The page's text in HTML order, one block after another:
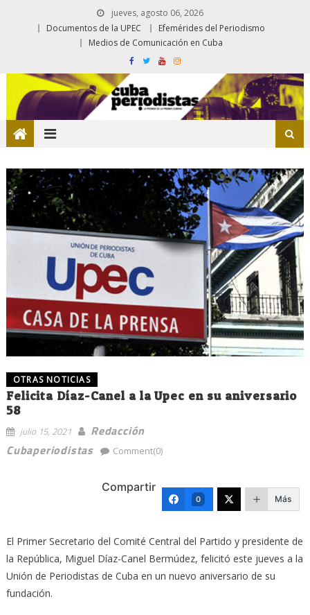
jueves, agosto 06, 2026
Documentos de la UPEC
Efemérides del Periodismo
Medios de Comunicación en Cuba
OTRAS NOTICIAS
Felicita Díaz-Canel a la Upec en su aniversario
58
julio 15, 2021
Redacción
Cubaperiodistas
Comment(0)
Compartir
0 Más
El Primer Secretario del Comité Central del Partido y presidente de
la República, Miguel Díaz-Canel Bermúdez, felicitó este jueves a la
Unión de Periodistas de Cuba en un nuevo aniversario de su
fundación.